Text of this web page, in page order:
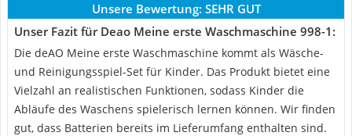
Unsere Bewertung: SEHR GUT
Unser Fazit für Deao Meine erste Waschmaschine 998-1:
Die deAO Meine erste Waschmaschine kommt als Wäsche-
und Reinigungsspiel-Set für Kinder. Das Produkt bietet eine
Vielzahl an realistischen Funktionen, sodass Kinder die
Abläufe des Waschens spielerisch lernen können. Wir finden
gut, dass Batterien bereits im Lieferumfang enthalten sind.